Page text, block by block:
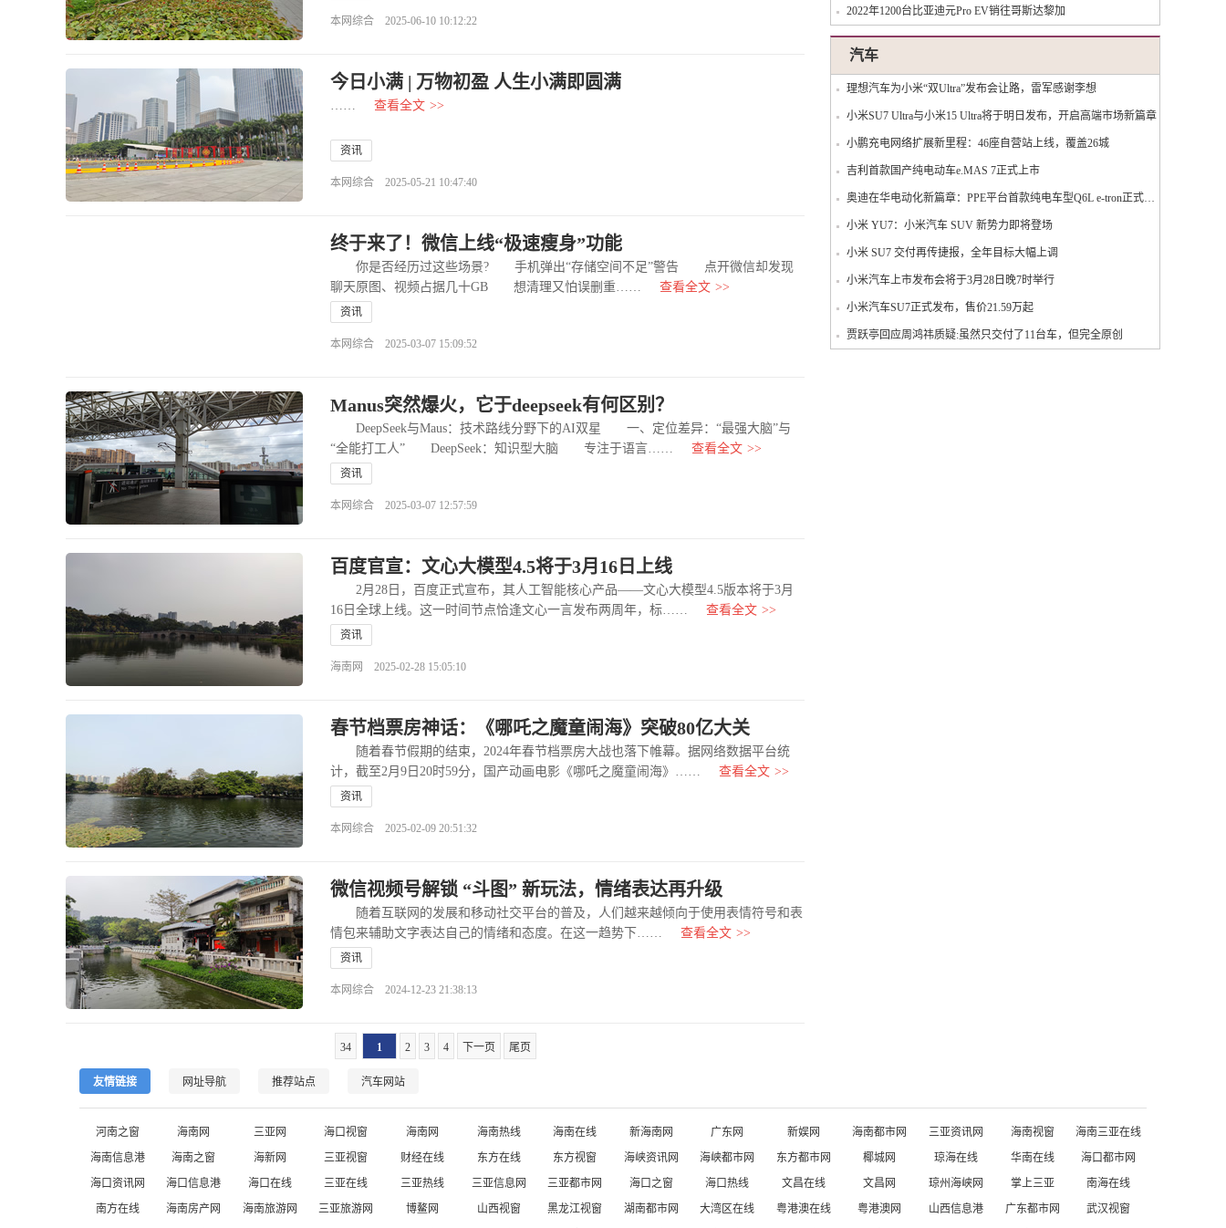
本网综合 2025-06-10 10:12:22
今日小满 | 万物初盈 人生小满即圆满
…… 查看全文 >>
资讯
本网综合 2025-05-21 10:47:40
终于来了！微信上线“极速瘦身”功能
你是否经历过这些场景? 手机弹出“存储空间不足”警告 点开微信却发现
聊天原图、视频占据几十GB 想清理又怕误删重……
查看全文 >>
资讯
本网综合 2025-03-07 15:09:52
Manus突然爆火，它于deepseek有何区别？
DeepSeek与Maus：技术路线分野下的AI双星 一、定位差异：“最强大脑”与
“全能打工人” DeepSeek：知识型大脑 专注于语言……
查看全文 >>
资讯
本网综合 2025-03-07 12:57:59
百度官宣：文心大模型4.5将于3月16日上线
2月28日，百度正式宣布，其人工智能核心产品——文心大模型4.5版本将于3月
16日全球上线。这一时间节点恰逢文心一言发布两周年，标……
查看全文 >>
资讯
海南网 2025-02-28 15:05:10
春节档票房神话：《哪吒之魔童闹海》突破80亿大关
随着春节假期的结束，2024年春节档票房大战也落下帷幕。据网络数据平台统
计，截至2月9日20时59分，国产动画电影《哪吒之魔童闹海》……
查看全文 >>
资讯
本网综合 2025-02-09 20:51:32
微信视频号解锁 “斗图” 新玩法，情绪表达再升级
随着互联网的发展和移动社交平台的普及，人们越来越倾向于使用表情符号和表
情包来辅助文字表达自己的情绪和态度。在这一趋势下……
查看全文 >>
资讯
本网综合 2024-12-23 21:38:13
34 1 2 3 4 下一页 尾页
2022年1200台比亚迪元Pro EV销往哥斯达黎加
汽车
理想汽车为小米“双Ultra”发布会让路，雷军感谢李想
小米SU7 Ultra与小米15 Ultra将于明日发布，开启高端市场新篇章
小鹏充电网络扩展新里程：46座自营站上线，覆盖26城
吉利首款国产纯电动车e.MAS 7正式上市
奥迪在华电动化新篇章：PPE平台首款纯电车型Q6L e-tron正式投产
小米 YU7：小米汽车 SUV 新势力即将登场
小米 SU7 交付再传捷报，全年目标大幅上调
小米汽车上市发布会将于3月28日晚7时举行
小米汽车SU7正式发布，售价21.59万起
贾跃亭回应周鸿祎质疑:虽然只交付了11台车，但完全原创
友情链接 网址导航 推荐站点 汽车网站
河南之窗 海南网 三亚网 海口视窗 海南网 海南热线 海南在线 新海南网 广东网 新娱网 海南都市网 三亚资讯网 海南视窗
海南三亚在线
海南信息港
海南之窗 海新网 三亚视窗 财经在线 东方在线 东方视窗 海峡资讯网 海峡都市网 东方都市网 椰城网 琼海在线 华南在线
海口都市网
海口资讯网
海口信息港 海口在线 三亚在线 三亚热线 三亚信息网 三亚都市网 海口之窗 海口热线 文昌在线 文昌网 琼州海峡网 掌上三亚
南海在线
南方在线
海南房产网 海南旅游网 三亚旅游网 博鳌网 山西视窗 黑龙江视窗 湖南都市网 大湾区在线 粤港澳在线 粤港澳网 山西信息港 广东都市网 武汉视窗